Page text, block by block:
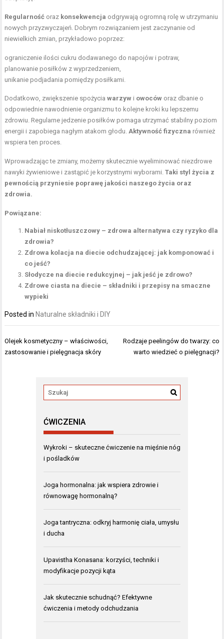
Regularność oraz konsekwencja odgrywają ogromną rolę w utrzymaniu
nowych przyzwyczajeń. Dobrym rozwiązaniem jest zaczynanie od
niewielkich zmian, przykładowo poprzez:
ograniczenie ilości cukru dodawanego do napojów i potraw,
planowanie posiłków z wyprzedzeniem,
unikanie podjadania pomiędzy posiłkami.
Dodatkowo, zwiększenie spożyciawarzyw i owoców oraz dbanie o
odpowiednie nawodnienie organizmu to kolejne kroki ku lepszemu
zdrowiu. Regularne jedzenie posiłków pomaga utrzymać stabilny poziom
energii i zapobiega nagłym atakom głodu.Aktywność fizyczna również
wspiera ten proces.
Wprowadzając te zmiany, możemy skutecznie wyeliminować niezdrowe
nawyki żywieniowe i zastąpić je korzystnymi wyborami.Taki styl życia z
pewnością przyniesie poprawę jakości naszego życia oraz
zdrowia.
Powiązane:
Nabiał niskotłuszczowy – zdrowa alternatywa czy ryzyko dla
zdrowia?
Zdrowa kolacja na diecie odchudzającej: jak komponować i
co jeść?
Słodycze na diecie redukcyjnej – jak jeść je zdrowo?
Zdrowe ciasta na diecie – składniki i przepisy na smaczne
wypieki
Posted in Naturalne składniki i DIY
Nawigacja
wpisu
Olejek kosmetyczny – właściwości,
zastosowanie i pielęgnacja skóry
Rodzaje peelingów do twarzy: co
warto wiedzieć o pielęgnacji?
ĆWICZENIA
Wykroki – skuteczne ćwiczenie na mięśnie nóg
i pośladków
Joga hormonalna: jak wspiera zdrowie i
równowagę hormonalną?
Joga tantryczna: odkryj harmonię ciała, umysłu
i ducha
Upavistha Konasana: korzyści, techniki i
modyfikacje pozycji kąta
Jak skutecznie schudnąć? Efektywne
ćwiczenia i metody odchudzania